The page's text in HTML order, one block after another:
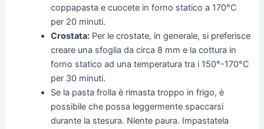
coppapasta e cuocete in forno statico a 170°C
per 20 minuti.
Crostata: Per le crostate, in generale, si preferisce
creare una sfoglia da circa 8 mm e la cottura in
forno statico ad una temperatura tra i 150°-170°C
per 30 minuti.
Se la pasta frolla è rimasta troppo in frigo, è
possibile che possa leggermente spaccarsi
durante la stesura. Niente paura. Impastatela